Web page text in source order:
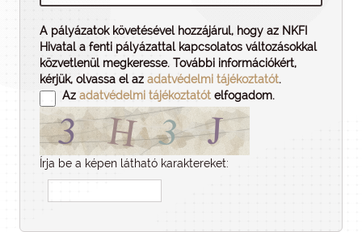
A pályázatok követésével hozzájárul, hogy az NKFI
Hivatal a fenti pályázattal kapcsolatos változásokkal
közvetlenül megkeresse. További információkért,
kérjük, olvassa el az adatvédelmi tájékoztatót.
Az adatvédelmi tájékoztatót elfogadom.
Írja be a képen látható karaktereket: